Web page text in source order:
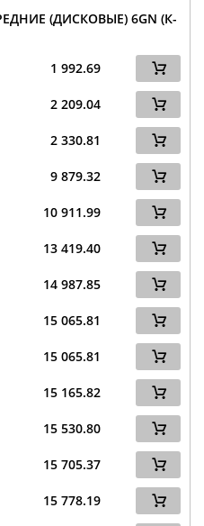
(ДИСКОВЫЕ) 6GN (К-
1 992.69
2 209.04
2 330.81
9 879.32
10 911.99
13 419.40
14 987.85
15 065.81
15 065.81
15 165.82
15 530.80
15 705.37
15 778.19